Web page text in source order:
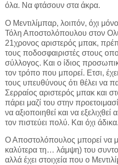
όλα. Να φτάσουν στα άκρα.
Ο Μεντιλίμπαρ, λοιπόν, όχι
Τόλη Αποστολόπουλου στον
21χρονος αριστερός μπακ,
τους ποδοσφαιριστές στους
σύλλογος. Και ο ίδιος
τον τρόπο που μπορεί. Ετσι,
τους υπευθύνους ότι θέλει να
Σερραίος αριστερός μπακ και
πάρει μαζί του στην
να αξιοποιηθεί και να
τον πιστεύει πολύ. Και όχι άδικα.
Ο Αποστολόπουλος μπορεί να
καλύτερα τη… λάμψη) του
αλλά έχει στοιχεία που ο